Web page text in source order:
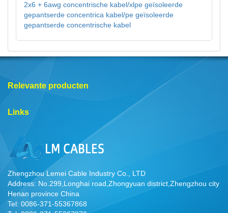
2x6 + 6awg concentrische kabel/xlpe geïsoleerde
gepantserde concentrica kabel/pe geïsoleerde
gepantserde concentrische kabel
Relevante producten
Links
Zhengzhou Lemei Cable Industry Co., LTD
Address: No.299,Longhai road,Zhongyuan district,Zhengzhou city
Henan province China
Tel: 0086-371-55367868